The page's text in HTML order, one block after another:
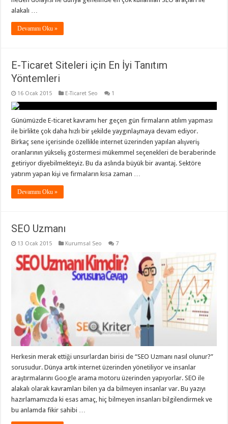
alakalı …
Devamını Oku »
E-Ticaret Siteleri için En İyi Tanıtım
Yöntemleri
16 Ocak 2015 E-Ticaret Seo 1
Günümüzde E-ticaret kavramı her geçen gün firmaların atılım yapması
ile birlikte çok daha hızlı bir şekilde yaygınlaşmaya devam ediyor.
Birkaç sene içerisinde özellikle internet üzerinden yapılan alışveriş
oranlarının yükseliş göstermesi mükemmel seçenekleri de beraberinde
getiriyor diyebilmekteyiz. Bu da aslında büyük bir avantaj. Sektöre
yatırım yapan kişi ve firmaların kısa zaman …
Devamını Oku »
SEO Uzmanı
13 Ocak 2015 Kurumsal Seo 7
Herkesin merak ettiği unsurlardan birisi de “SEO Uzmanı nasıl olunur?”
sorusudur. Dünya artık internet üzerinden yönetiliyor ve insanlar
araştırmalarını Google arama motoru üzerinden yapıyorlar. SEO ile
alakalı olarak kavramları bilen ya da bilmeyen insanlar var. Bu yazıyı
hazırlamamızda ki esas amaç, hiç bilmeyen insanları bilgilendirmek ve
bu anlamda fikir sahibi …